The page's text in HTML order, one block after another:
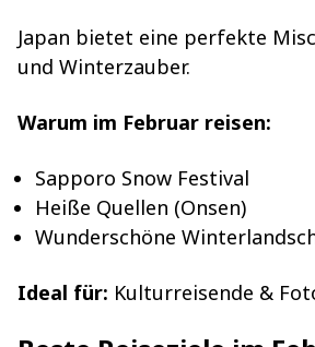
Japan bietet eine perfekte
und Winterzauber.
Warum im Februar reisen:
Sapporo Snow Festival
Heiße Quellen (Onsen)
Wunderschöne
Ideal für: Kulturreisende &